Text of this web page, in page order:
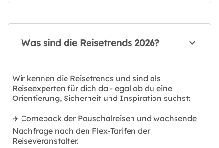
Was sind die Reisetrends 2026?
Wir kennen die Reisetrends und sind als
Reiseexperten für dich da - egal ob du eine
Orientierung, Sicherheit und Inspiration suchst:
✈️ Comeback der Pauschalreisen und wachsende
Nachfrage nach den Flex-Tarifen der
Reiseveranstalter.